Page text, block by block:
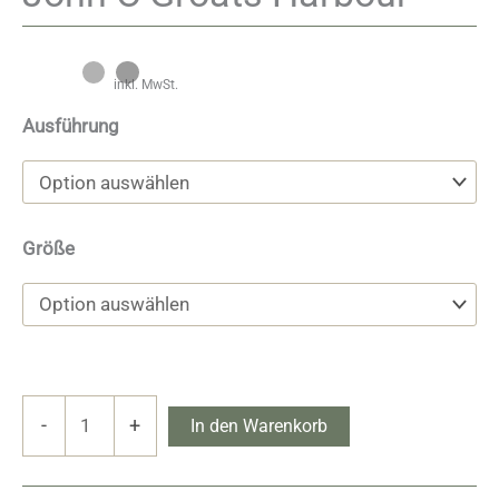
inkl. MwSt.
Ausführung
Größe
- + In den Warenkorb